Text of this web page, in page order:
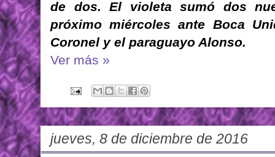
de dos. El violeta sumó dos
próximo miércoles ante Boca
Coronel y el paraguayo Alonso.
Ver más »
jueves, 8 de diciembre de 2016